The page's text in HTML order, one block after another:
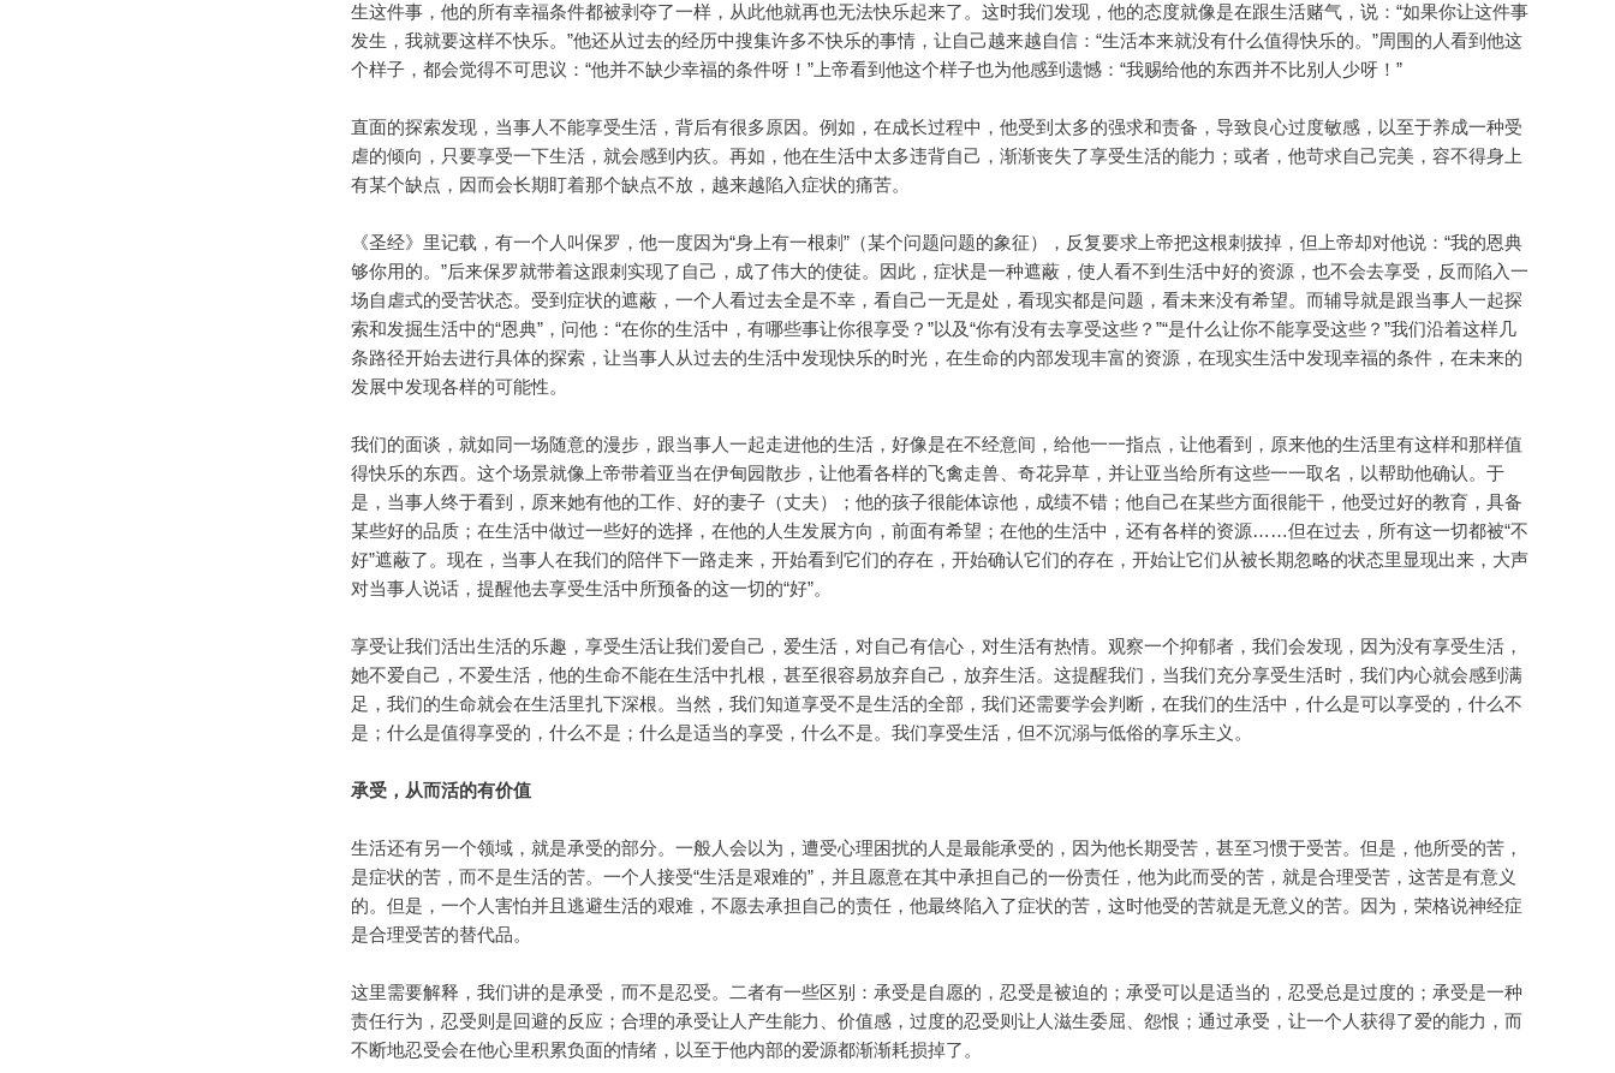
生这件事，他的所有幸福条件都被剥夺了一样，从此他就再也无法快乐起来了。这时我们发现，他的态度就像是在跟生活赌气，说：“如果你让这件事
发生，我就要这样不快乐。”他还从过去的经历中搜集许多不快乐的事情，让自己越来越自信：“生活本来就没有什么值得快乐的。”周围的人看到他这
个样子，都会觉得不可思议：“他并不缺少幸福的条件呀！”上帝看到他这个样子也为他感到遗憾：“我赐给他的东西并不比别人少呀！”
直面的探索发现，当事人不能享受生活，背后有很多原因。例如，在成长过程中，他受到太多的强求和责备，导致良心过度敏感，以至于养成一种受
虐的倾向，只要享受一下生活，就会感到内疚。再如，他在生活中太多违背自己，渐渐丧失了享受生活的能力；或者，他苛求自己完美，容不得身上
有某个缺点，因而会长期盯着那个缺点不放，越来越陷入症状的痛苦。
《圣经》里记载，有一个人叫保罗，他一度因为“身上有一根刺”（某个问题问题的象征），反复要求上帝把这根刺拔掉，但上帝却对他说：“我的恩典
够你用的。”后来保罗就带着这跟刺实现了自己，成了伟大的使徒。因此，症状是一种遮蔽，使人看不到生活中好的资源，也不会去享受，反而陷入一
场自虐式的受苦状态。受到症状的遮蔽，一个人看过去全是不幸，看自己一无是处，看现实都是问题，看未来没有希望。而辅导就是跟当事人一起探
索和发掘生活中的“恩典”，问他：“在你的生活中，有哪些事让你很享受？”以及“你有没有去享受这些？”“是什么让你不能享受这些？”我们沿着这样几
条路径开始去进行具体的探索，让当事人从过去的生活中发现快乐的时光，在生命的内部发现丰富的资源，在现实生活中发现幸福的条件，在未来的
发展中发现各样的可能性。
我们的面谈，就如同一场随意的漫步，跟当事人一起走进他的生活，好像是在不经意间，给他一一指点，让他看到，原来他的生活里有这样和那样值
得快乐的东西。这个场景就像上帝带着亚当在伊甸园散步，让他看各样的飞禽走兽、奇花异草，并让亚当给所有这些一一取名，以帮助他确认。于
是，当事人终于看到，原来她有他的工作、好的妻子（丈夫）；他的孩子很能体谅他，成绩不错；他自己在某些方面很能干，他受过好的教育，具备
某些好的品质；在生活中做过一些好的选择，在他的人生发展方向，前面有希望；在他的生活中，还有各样的资源……但在过去，所有这一切都被“不
好”遮蔽了。现在，当事人在我们的陪伴下一路走来，开始看到它们的存在，开始确认它们的存在，开始让它们从被长期忽略的状态里显现出来，大声
对当事人说话，提醒他去享受生活中所预备的这一切的“好”。
享受让我们活出生活的乐趣，享受生活让我们爱自己，爱生活，对自己有信心，对生活有热情。观察一个抑郁者，我们会发现，因为没有享受生活，
她不爱自己，不爱生活，他的生命不能在生活中扎根，甚至很容易放弃自己，放弃生活。这提醒我们，当我们充分享受生活时，我们内心就会感到满
足，我们的生命就会在生活里扎下深根。当然，我们知道享受不是生活的全部，我们还需要学会判断，在我们的生活中，什么是可以享受的，什么不
是；什么是值得享受的，什么不是；什么是适当的享受，什么不是。我们享受生活，但不沉溺与低俗的享乐主义。
承受，从而活的有价值
生活还有另一个领域，就是承受的部分。一般人会以为，遭受心理困扰的人是最能承受的，因为他长期受苦，甚至习惯于受苦。但是，他所受的苦，
是症状的苦，而不是生活的苦。一个人接受“生活是艰难的”，并且愿意在其中承担自己的一份责任，他为此而受的苦，就是合理受苦，这苦是有意义
的。但是，一个人害怕并且逃避生活的艰难，不愿去承担自己的责任，他最终陷入了症状的苦，这时他受的苦就是无意义的苦。因为，荣格说神经症
是合理受苦的替代品。
这里需要解释，我们讲的是承受，而不是忍受。二者有一些区别：承受是自愿的，忍受是被迫的；承受可以是适当的，忍受总是过度的；承受是一种
责任行为，忍受则是回避的反应；合理的承受让人产生能力、价值感，过度的忍受则让人滋生委屈、怨恨；通过承受，让一个人获得了爱的能力，而
不断地忍受会在他心里积累负面的情绪，以至于他内部的爱源都渐渐耗损掉了。